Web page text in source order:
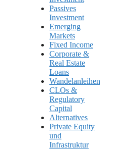
Passives
Investment
Emerging
Markets
Fixed Income
Corporate &
Real Estate
Loans
Wandelanleihen
CLOs &
Regulatory
Capital
Alternatives
Private Equity
und
Infrastruktur